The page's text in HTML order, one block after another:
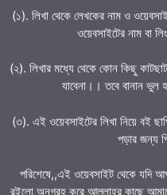
(১). লিখা থেকে লেখকের নাম ও
ওয়েবসাইটের নাম বা
(২). লিখার মধ্যে থেকে কোন কিছু
যাবেনা।। তবে বানান ভুল
(৩). এই ওয়েবসাইটের লিখা নিয়ে বই
পড়ার জন্য
পরিশেষে,,এই ওয়েবসাইট থেকে যদি
রইলো অনুগ্রহ করে আল্লাহর কাছে